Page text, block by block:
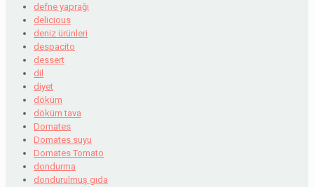
defne yaprağı
delicious
deniz ürünleri
despacito
dessert
dil
diyet
döküm
döküm tava
Domates
Domates suyu
Domates Tomato
dondurma
dondurulmuş gıda